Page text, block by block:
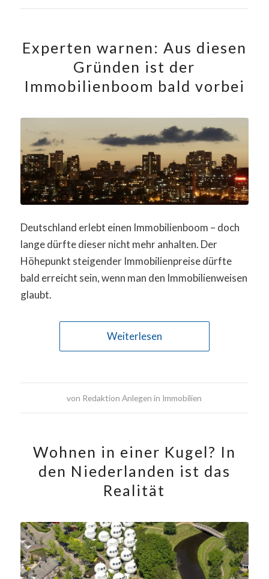
Experten warnen: Aus diesen
Gründen ist der
Immobilienboom bald vorbei
Deutschland erlebt einen Immobilienboom – doch
lange dürfte dieser nicht mehr anhalten. Der
Höhepunkt steigender Immobilienpreise dürfte
bald erreicht sein, wenn man den Immobilienweisen
glaubt.
Weiterlesen
von Redaktion Anlegen in Immobilien
Wohnen in einer Kugel? In
den Niederlanden ist das
Realität